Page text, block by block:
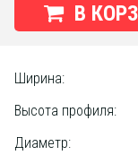
В
Ширина:
Высота профиля:
Диаметр: